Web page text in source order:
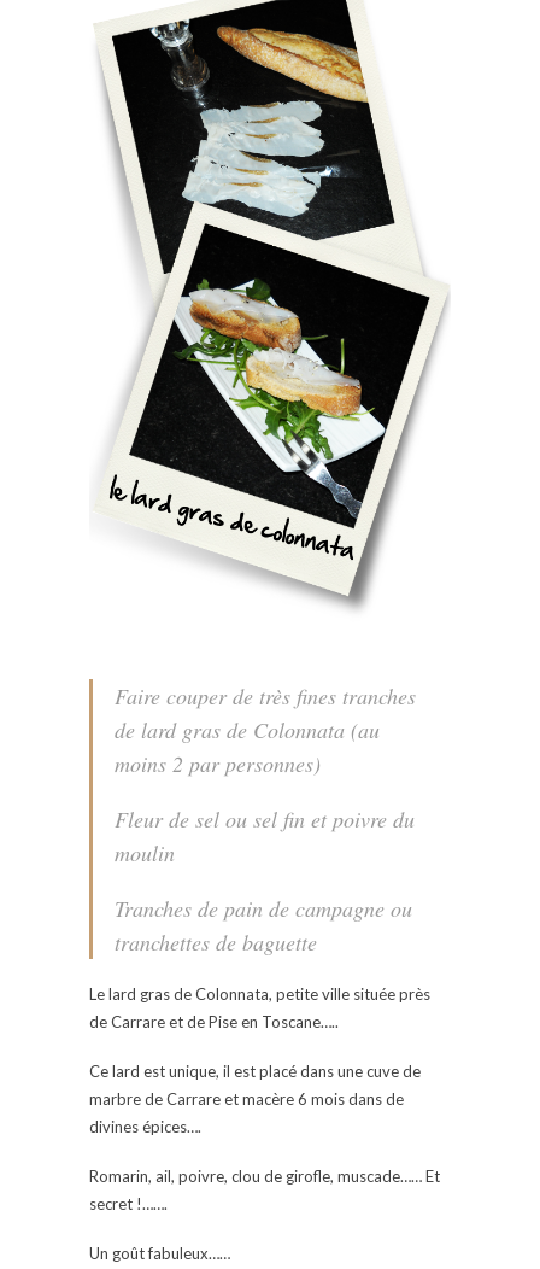
Faire couper de très fines tranches
de lard gras de Colonnata (au
moins 2 par personnes)
Fleur de sel ou sel fin et poivre du
moulin
Tranches de pain de campagne ou
tranchettes de baguette
Le lard gras de Colonnata, petite ville située près
de Carrare et de Pise en Toscane…..
Ce lard est unique, il est placé dans une cuve de
marbre de Carrare et macère 6 mois dans de
divines épices….
Romarin, ail, poivre, clou de girofle, muscade…… Et
secret !…….
Un goût fabuleux……